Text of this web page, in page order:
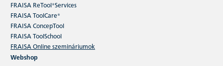
FRAISA ReTool®Services
FRAISA ToolCare®
FRAISA ConcepTool
FRAISA ToolSchool
FRAISA Online szemináriumok
Webshop